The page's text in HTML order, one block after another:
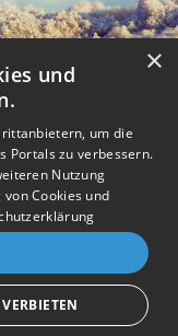
AGB
Modus aktivieren
×
und
um die
Portals zu verbessern.
Nutzung
Cookies und